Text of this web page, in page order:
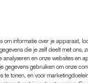
om informatie over je apparaat,
die je zelf deelt met ons,
en onze websites en
gegevens gebruiken om onze
te tonen, en voor